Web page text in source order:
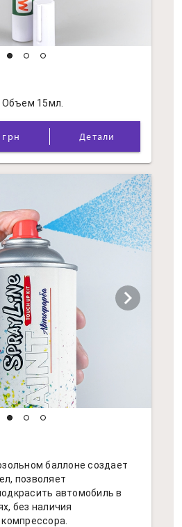
Объем 15мл.
грн Детали
chevron_right
баллоне создает
позволяет
автомобиль в
без наличия